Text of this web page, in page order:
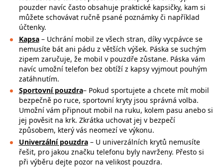
pouzder navíc často obsahuje praktické kapsičky, kam si
můžete schovávat ručně psané poznámky či například
účtenky.
Kapsa– Uchrání mobil ze všech stran, díky vycpávce se
nemusíte bát ani pádu z větších výšek. Páska se suchým
zipem zaručuje, že mobil v pouzdře zůstane. Páska vám
navíc umožní telefon bez obtíží z kapsy vyjmout pouhým
zatáhnutím.
Sportovní pouzdra– Pokud sportujete a chcete mít mobil
bezpečně po ruce, sportovní kryty jsou správná volba.
Umožní vám připnout mobil na ruku, kolem pasu anebo si
jej pověsit na krk. Zkrátka uchovat jej v bezpečí
způsobem, který vás neomezí ve výkonu.
Univerzální pouzdra – U univerzálních krytů nemusíte
řešit, pro jakou značku telefonu byly navrženy. Přesto si
při výběru dejte pozor na velikost pouzdra.